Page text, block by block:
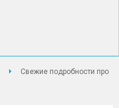
Свежие подробности про